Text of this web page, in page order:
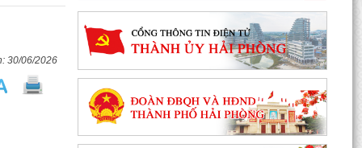
30/06/2026